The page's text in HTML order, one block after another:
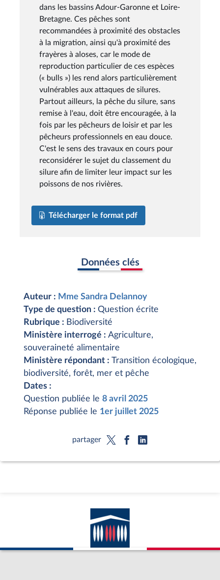
dans les bassins Adour-Garonne et Loire-
Bretagne. Ces pêches sont
recommandées à proximité des obstacles
à la migration, ainsi qu'à proximité des
frayères à aloses, car le mode de
reproduction particulier de ces espèces
(« bulls ») les rend alors particulièrement
vulnérables aux attaques de silures.
Partout ailleurs, la pêche du silure, sans
remise à l'eau, doit être encouragée, à la
fois par les pêcheurs de loisir et par les
pêcheurs professionnels en eau douce.
C'est le sens des travaux en cours pour
reconsidérer le sujet du classement du
silure afin de limiter leur impact sur les
poissons de nos rivières.
Télécharger le format pdf
Données clés
Auteur : Mme Sandra Delannoy
Type de question : Question écrite
Rubrique : Biodiversité
Ministère interrogé : Agriculture,
souveraineté alimentaire
Ministère répondant : Transition écologique,
biodiversité, forêt, mer et pêche
Dates :
Question publiée le 8 avril 2025
Réponse publiée le 1er juillet 2025
partager